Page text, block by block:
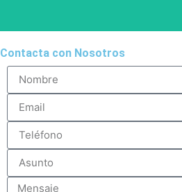
Contacta con Nosotros